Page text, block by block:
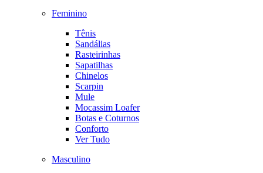
Feminino
Tênis
Sandálias
Rasteirinhas
Sapatilhas
Chinelos
Scarpin
Mule
Mocassim Loafer
Botas e Coturnos
Conforto
Ver Tudo
Masculino